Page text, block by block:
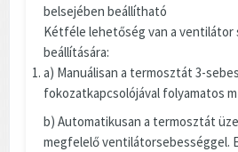
belsejében beállítható
Kétféle lehetőség van a ventilátor
beállítására:
a) Manuálisan a termosztát 3-
fokozatkapcsolójával folyamatos
b) Automatikusan a termosztát
megfelelő ventilátorsebességgel.